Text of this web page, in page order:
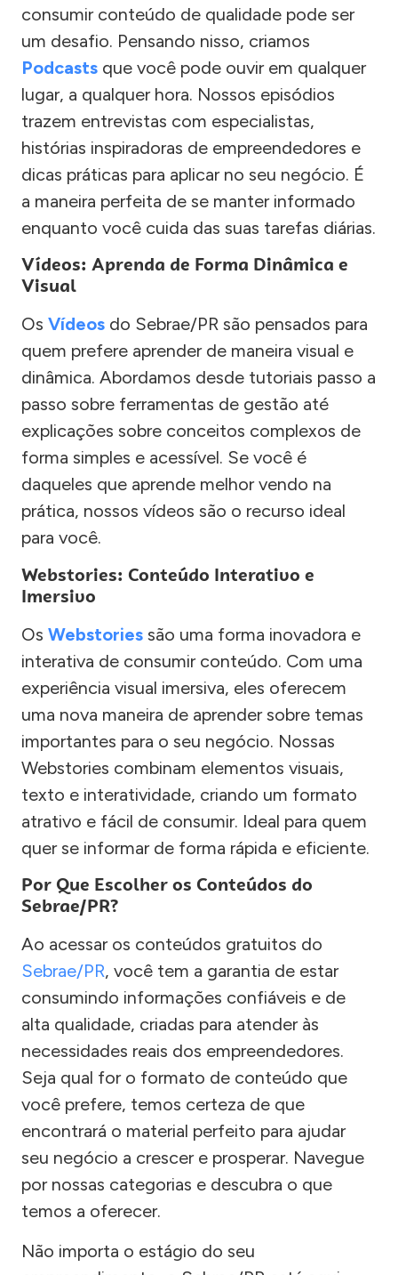
consumir conteúdo de qualidade pode ser
um desafio. Pensando nisso, criamos
Podcasts que você pode ouvir em qualquer
lugar, a qualquer hora. Nossos episódios
trazem entrevistas com especialistas,
histórias inspiradoras de empreendedores e
dicas práticas para aplicar no seu negócio. É
a maneira perfeita de se manter informado
enquanto você cuida das suas tarefas diárias.
Vídeos: Aprenda de Forma Dinâmica e
Visual
Os Vídeos do Sebrae/PR são pensados para
quem prefere aprender de maneira visual e
dinâmica. Abordamos desde tutoriais passo a
passo sobre ferramentas de gestão até
explicações sobre conceitos complexos de
forma simples e acessível. Se você é
daqueles que aprende melhor vendo na
prática, nossos vídeos são o recurso ideal
para você.
Webstories: Conteúdo Interativo e
Imersivo
Os Webstories são uma forma inovadora e
interativa de consumir conteúdo. Com uma
experiência visual imersiva, eles oferecem
uma nova maneira de aprender sobre temas
importantes para o seu negócio. Nossas
Webstories combinam elementos visuais,
texto e interatividade, criando um formato
atrativo e fácil de consumir. Ideal para quem
quer se informar de forma rápida e eficiente.
Por Que Escolher os Conteúdos do
Sebrae/PR?
Ao acessar os conteúdos gratuitos do
Sebrae/PR, você tem a garantia de estar
consumindo informações confiáveis e de
alta qualidade, criadas para atender às
necessidades reais dos empreendedores.
Seja qual for o formato de conteúdo que
você prefere, temos certeza de que
encontrará o material perfeito para ajudar
seu negócio a crescer e prosperar. Navegue
por nossas categorias e descubra o que
temos a oferecer.
Não importa o estágio do seu